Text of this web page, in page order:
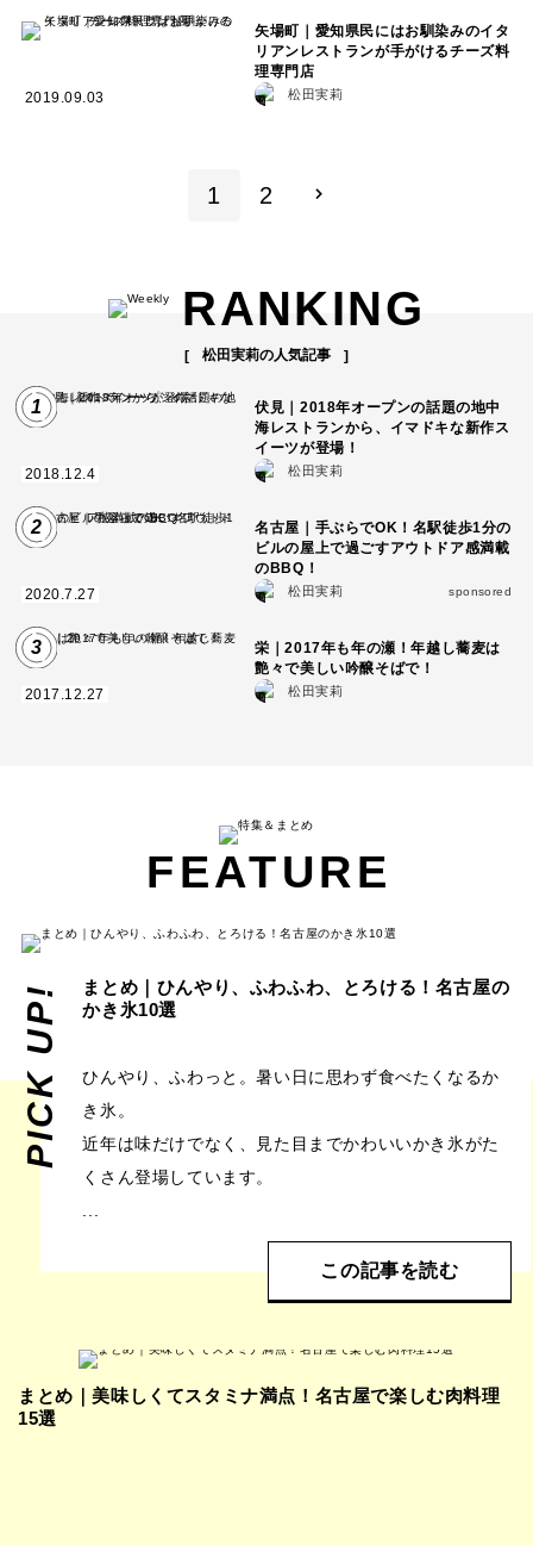
2019.09.03
矢場町｜愛知県民にはお馴染みのイタ
リアンレストランが手がけるチーズ料
理専門店
松田実莉
1 2
RANKING
松田実莉の人気記事
1
2018.12.4
伏見｜2018年オープンの話題の地中
海レストランから、イマドキな新作ス
イーツが登場！
松田実莉
2
2020.7.27
名古屋｜手ぶらでOK！名駅徒歩1分の
ビルの屋上で過ごすアウトドア感満載
のBBQ！
松田実莉 sponsored
3
2017.12.27
栄｜2017年も年の瀬！年越し蕎麦は
艶々で美しい吟醸そばで！
松田実莉
FEATURE
PICK UP!
まとめ｜ひんやり、ふわふわ、とろける！名古屋の
かき氷10選
ひんやり、ふわっと。暑い日に思わず食べたくなるか
き氷。
近年は味だけでなく、見た目までかわいいかき氷がた
くさん登場しています。
この記事を読む
まとめ｜美味しくてスタミナ満点！名古屋で楽しむ肉料理
15選